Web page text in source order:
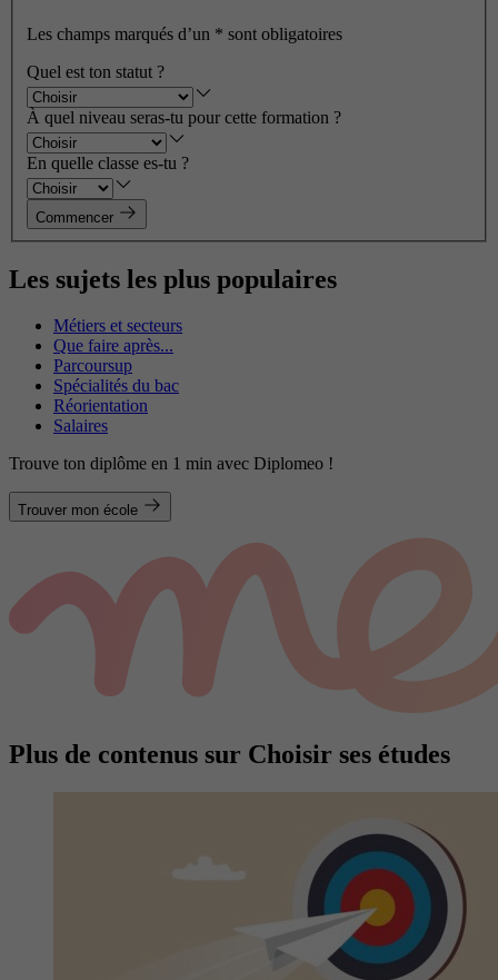
Les champs marqués d’un * sont obligatoires
Quel est ton statut ?
À quel niveau seras-tu pour cette formation ?
En quelle classe es-tu ?
Commencer
Les sujets les plus populaires
Métiers et secteurs
Que faire après...
Parcoursup
Spécialités du bac
Réorientation
Salaires
Trouve ton diplôme en 1 min avec Diplomeo !
Trouver mon école
Plus de contenus sur Choisir ses études